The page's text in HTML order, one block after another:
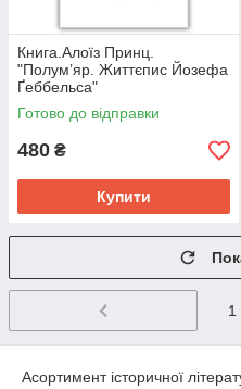
Книга.Алоїз Принц.
"Полум’яр. Життєпис Йозефа
Ґеббельса"
Готово до відправки
480 ₴
Купити
1
Асортимент історичної